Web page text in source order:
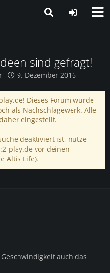
sind gefragt!
9. Dezember 2016
Dieses Forum wurde
als Nachschlagewerk. Alle
eingestellt.
deaktiviert ist, nutze
play.de vor deinen
Altis Life).
auch das